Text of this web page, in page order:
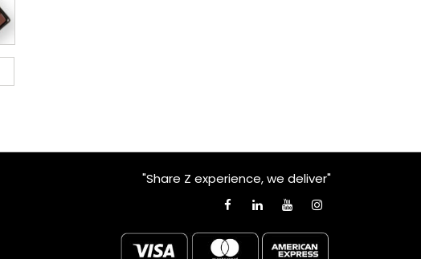
"Share Z experience, we deliver"